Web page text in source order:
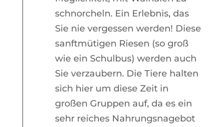
schnorcheln. Ein Erlebnis, das
Sie nie vergessen werden! Diese
sanftmütigen Riesen (so groß
wie ein Schulbus) werden auch
Sie verzaubern. Die Tiere halten
sich hier um diese Zeit in
großen Gruppen auf, da es ein
sehr reiches Nahrungsnagebot